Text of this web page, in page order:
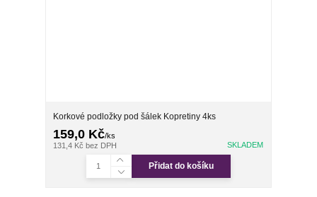
Korkové podložky pod šálek Kopretiny 4ks
159,0 Kč/ks
131,4 Kčbez DPH SKLADEM
Přidat do košíku